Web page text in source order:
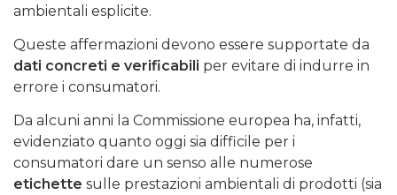
ambientali esplicite.
Queste affermazioni devono essere supportate da
dati concreti e verificabili per evitare di indurre in
errore i consumatori.
Da alcuni anni la Commissione europea ha, infatti,
evidenziato quanto oggi sia difficile per i
consumatori dare un senso alle numerose
etichette sulle prestazioni ambientali di prodotti (sia